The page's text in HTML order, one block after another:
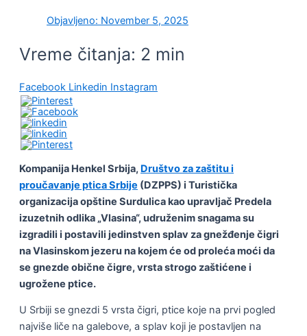
Objavljeno: November 5, 2025
Vreme čitanja: 2 min
Facebook Linkedin Instagram
Kompanija Henkel Srbija, Društvo za zaštitu i
proučavanje ptica Srbije (DZPPS) i Turistička
organizacija opštine Surdulica kao upravljač Predela
izuzetnih odlika „Vlasina“, udruženim snagama su
izgradili i postavili jedinstven splav za gnežđenje čigri
na Vlasinskom jezeru na kojem će od proleća moći da
se gnezde obične čigre, vrsta strogo zaštićene i
ugrožene ptice.
U Srbiji se gnezdi 5 vrsta čigri, ptice koje na prvi pogled
najviše liče na galebove, a splav koji je postavljen na